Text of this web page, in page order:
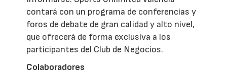
contará con un programa de conferencias y
foros de debate de gran calidad y alto nivel,
que ofrecerá de forma exclusiva a los
participantes del Club de Negocios.
Colaboradores